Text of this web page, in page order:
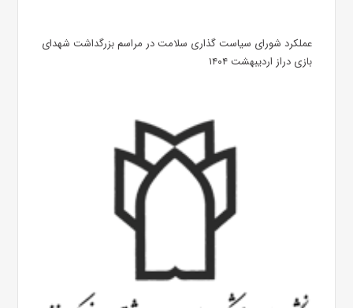
عملکرد شورای سیاست گذاری سلامت در مراسم بزرگداشت شهدای
بازی دراز اردیبهشت ۱۴۰۴